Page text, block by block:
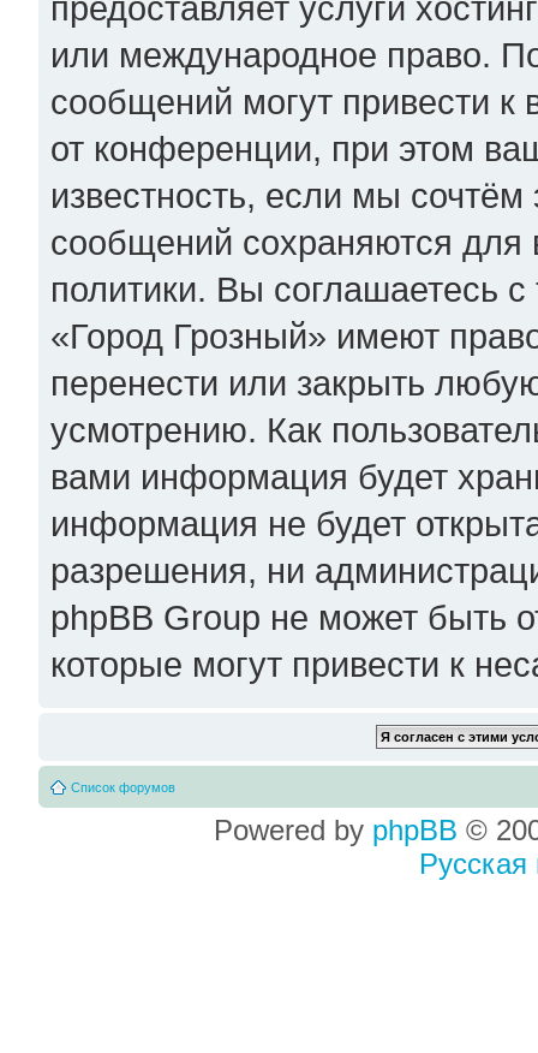
или международное право.
сообщений могут привести
от конференции, при этом
известность, если мы
сообщений сохраняются для
политики. Вы соглашаетесь
«Город Грозный» имеют
перенести или закрыть
усмотрению. Как
вами информация будет
информация не будет
разрешения, ни
phpBB Group не может быть
которые могут привести к
Список форумов
Powered by phpBB ©